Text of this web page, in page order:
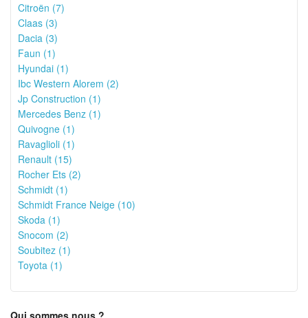
Citroën (7)
Claas (3)
Dacia (3)
Faun (1)
Hyundai (1)
Ibc Western Alorem (2)
Jp Construction (1)
Mercedes Benz (1)
Quivogne (1)
Ravaglioli (1)
Renault (15)
Rocher Ets (2)
Schmidt (1)
Schmidt France Neige (10)
Skoda (1)
Snocom (2)
Soubitez (1)
Toyota (1)
Qui sommes nous ?